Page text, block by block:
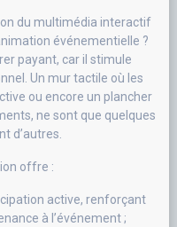
du multimédia interactif
événementielle ?
payant, car il stimule
Un mur tactile où les
ou encore un plancher
ne sont que quelques
d’autres.
offre :
active, renforçant
à l’événement ;